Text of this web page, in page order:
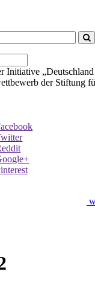
Initiative
der Stiftung